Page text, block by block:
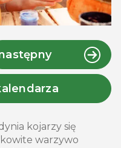
kojarzy się
warzywo